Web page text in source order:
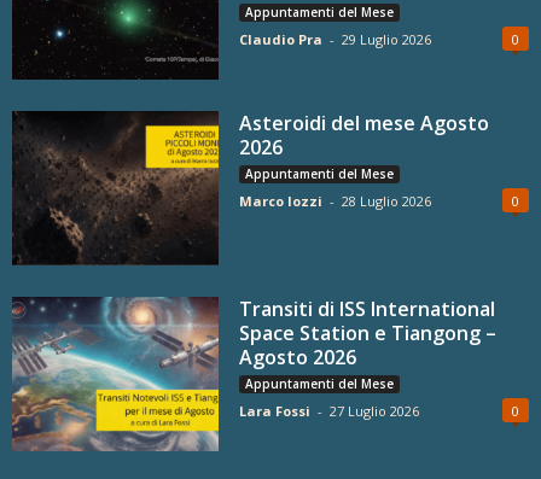
Appuntamenti del Mese
Claudio Pra - 29 Luglio 2026 0
Asteroidi del mese Agosto
2026
Appuntamenti del Mese
Marco Iozzi - 28 Luglio 2026 0
Transiti di ISS International
Space Station e Tiangong –
Agosto 2026
Appuntamenti del Mese
Lara Fossi - 27 Luglio 2026 0